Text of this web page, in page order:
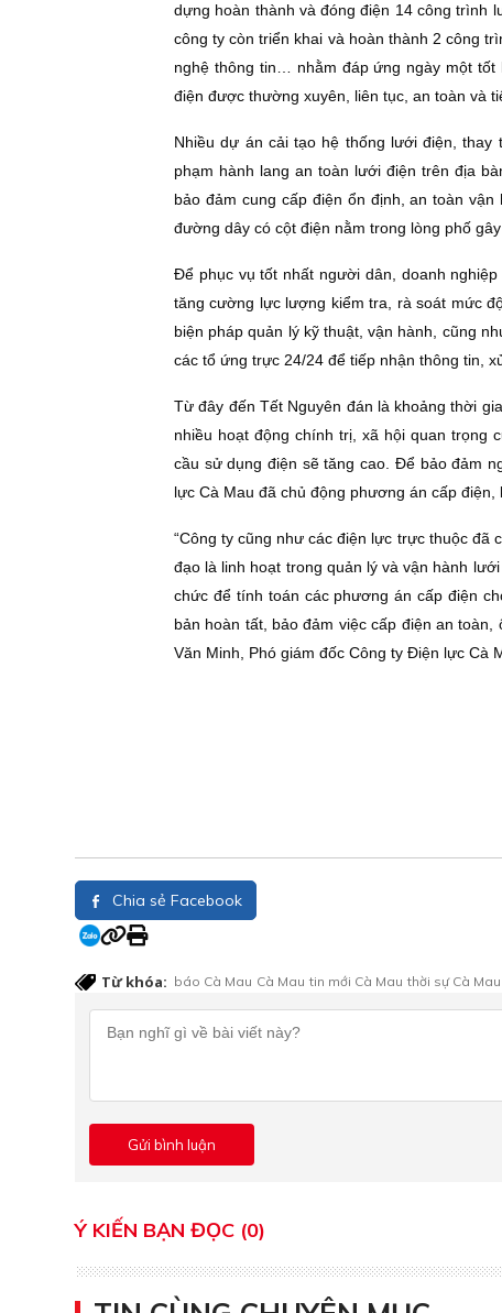
dựng hoàn thành và đóng điện 14 công trình
công ty còn triển khai và hoàn thành 2 công
nghệ thông tin… nhằm đáp ứng ngày một
điện được thường xuyên, liên tục, an toàn và
Nhiều dự án cải tạo hệ thống lưới điện,
phạm hành lang an toàn lưới điện trên địa
bảo đảm cung cấp điện ổn định, an toàn
đường dây có cột điện nằm trong lòng phố
Ðể phục vụ tốt nhất người dân, doanh
tăng cường lực lượng kiểm tra, rà soát mức
biện pháp quản lý kỹ thuật, vận hành, cũng
các tổ ứng trực 24/24 để tiếp nhận thông tin,
Từ đây đến Tết Nguyên đán là khoảng thời
nhiều hoạt động chính trị, xã hội quan
cầu sử dụng điện sẽ tăng cao. Ðể bảo đảm
lực Cà Mau đã chủ động phương án cấp
“Công ty cũng như các điện lực trực thuộc
đạo là linh hoạt trong quản lý và vận hành
chức để tính toán các phương án cấp điện
bản hoàn tất, bảo đảm việc cấp điện an
Văn Minh, Phó giám đốc Công ty Ðiện lực Cà
Chia sẻ Facebook
Từ khóa: báo Cà Mau Cà Mau tin mới Cà Mau thời sự Cà Mau
Ý KIẾN BẠN ĐỌC (0)